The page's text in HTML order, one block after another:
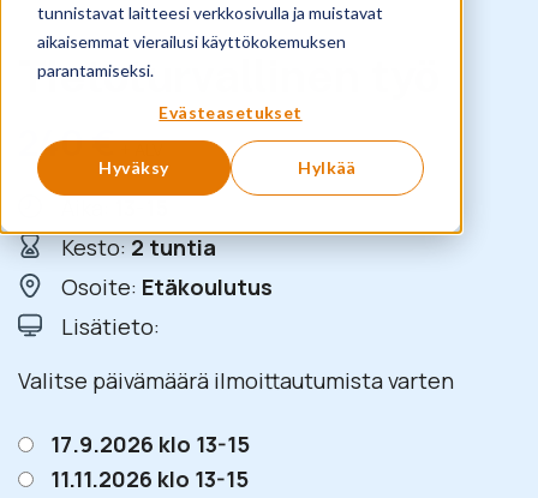
tunnistavat laitteesi verkkosivulla ja muistavat
aikaisemmat vierailusi käyttökokemuksen
parantamiseksi.
Evästeasetukset
Hyväksy Hylkää
Tietoturvallinen työ
240€
Kesto:2 tuntia
Osoite: Etäkoulutus
Lisätieto:
Valitse päivämäärä ilmoittautumista varten
17.9.2026 klo 13-15
11.11.2026 klo 13-15